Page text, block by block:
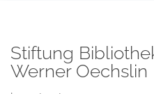
Stiftung
Werner Oechslin